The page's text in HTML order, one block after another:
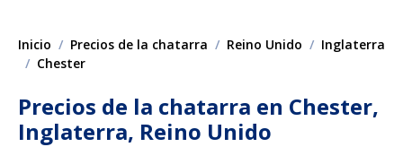
Inicio Precios de la chatarra Reino Unido
Inglaterra
Chester
Precios de la chatarra en Chester,
Inglaterra, Reino Unido